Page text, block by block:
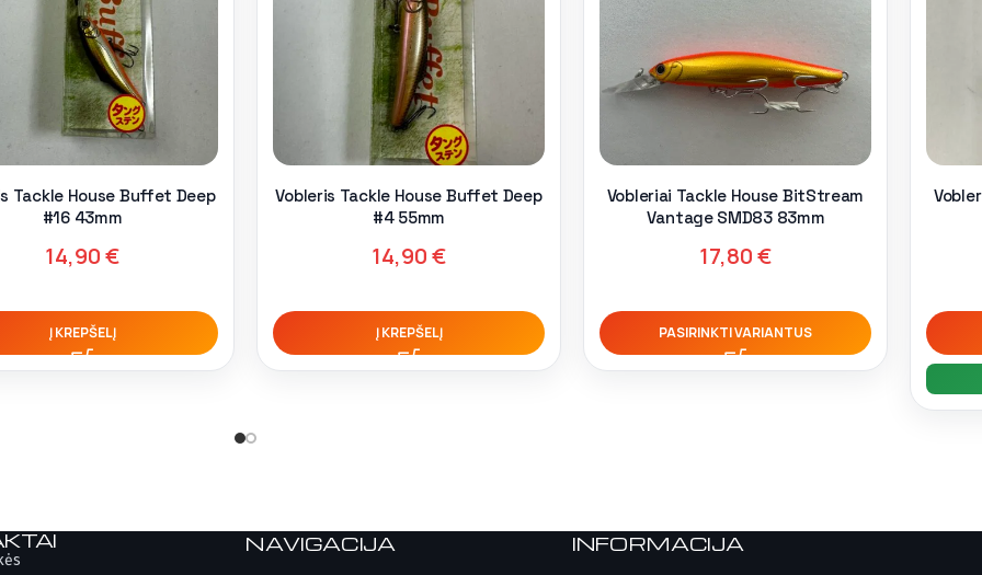
Tackle House Buffet Deep
#16 43mm
14,90€
Į KREPŠELĮ
Vobleris Tackle House Buffet Deep
#4 55mm
14,90€
Į KREPŠELĮ
Vobleriai Tackle House BitStream
Vantage SMD83 83mm
17,80€
PASIRINKTI VARIANTUS
NAVIGACIJA INFORMACIJA